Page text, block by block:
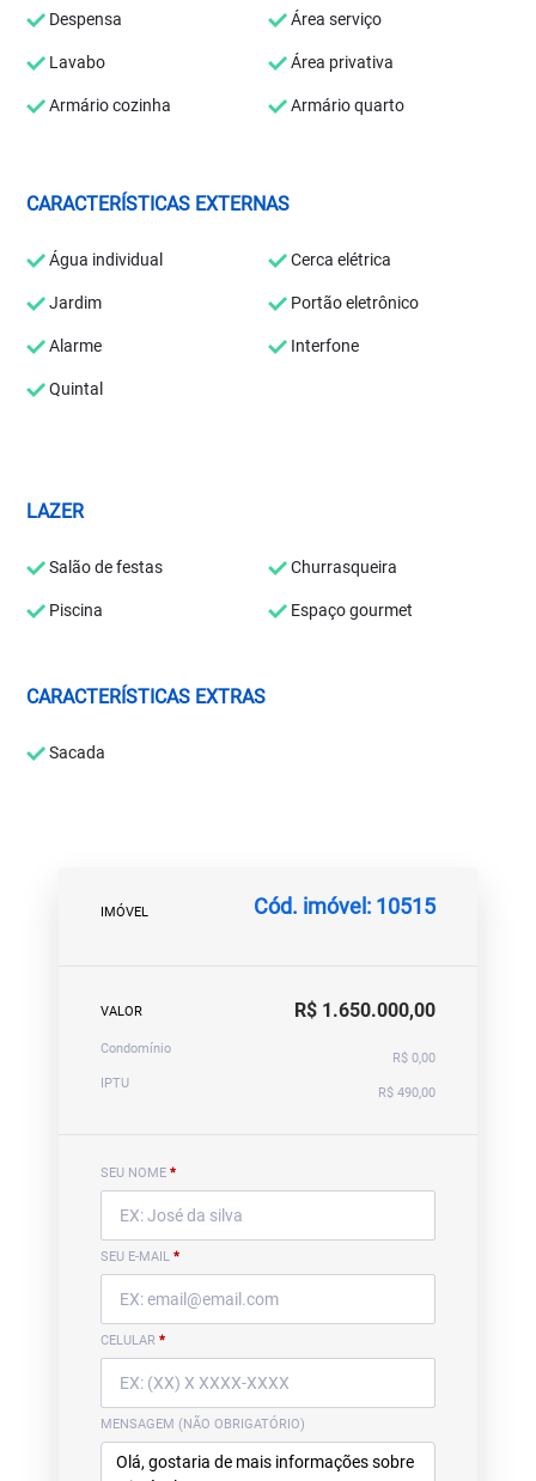
Despensa Área serviço
Lavabo Área privativa
Armário cozinha Armário quarto
CARACTERÍSTICAS EXTERNAS
Água individual Cerca elétrica
Jardim Portão eletrônico
Alarme Interfone
Quintal
LAZER
Salão de festas Churrasqueira
Piscina Espaço gourmet
CARACTERÍSTICAS EXTRAS
Sacada
IMÓVEL Cód. imóvel: 10515
VALOR R$ 1.650.000,00
Condomínio
R$ 0,00
IPTU
R$ 490,00
SEU NOME *
SEU E-MAIL *
CELULAR *
MENSAGEM (NÃO OBRIGATÓRIO)